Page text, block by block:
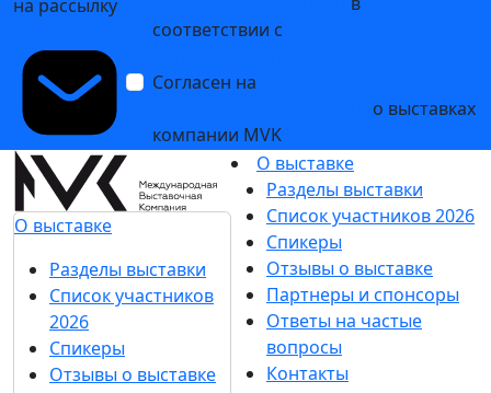
на рассылку
соответствии с
Согласен на
о выставках
компании MVK
О выставке
Разделы выставки
Список участников
2026
Спикеры
Отзывы о выставке
О выставке
Разделы выставки
Список участников 2026
Спикеры
Отзывы о выставке
Партнеры и спонсоры
Ответы на частые
вопросы
Контакты